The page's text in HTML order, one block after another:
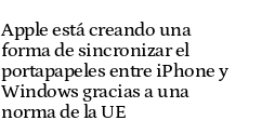
Apple está creando una
forma de sincronizar el
portapapeles entre iPhone y
Windows gracias a una
norma de la UE